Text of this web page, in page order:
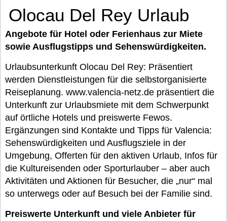
Olocau Del Rey Urlaub
Angebote für Hotel oder Ferienhaus zur Miete
sowie Ausflugstipps und Sehenswürdigkeiten.
Urlaubsunterkunft Olocau Del Rey: Präsentiert
werden Dienstleistungen für die selbstorganisierte
Reiseplanung. www.valencia-netz.de präsentiert die
Unterkunft zur Urlaubsmiete mit dem Schwerpunkt
auf örtliche Hotels und preiswerte Fewos.
Ergänzungen sind Kontakte und Tipps für Valencia:
Sehenswürdigkeiten und Ausflugsziele in der
Umgebung, Offerten für den aktiven Urlaub, Infos für
die Kultureisenden oder Sporturlauber – aber auch
Aktivitäten und Aktionen für Besucher, die „nur“ mal
so unterwegs oder auf Besuch bei der Familie sind.
Preiswerte Unterkunft und viele Anbieter für